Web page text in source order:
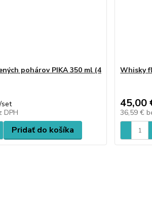
pohárov PIKA 350 ml (4
set
DPH
Pridať do košíka
Whisky
45,00
36,59 €